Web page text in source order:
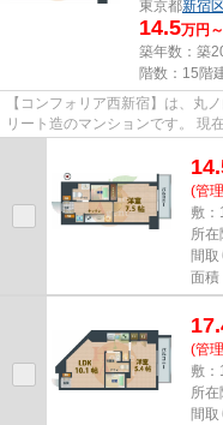
東京都新宿区
14.5万円～
築年数：築
階数：15階
【コンフォリア西新宿】は、丸
リート造のマンションです。 現在の空室確認は電話またはメールにてお問い合わ
(管
敷：
所
間
面積
(管
敷：
所
間